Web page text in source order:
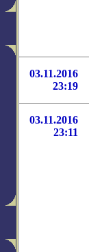
03.11.2016
23:19
03.11.2016
23:11